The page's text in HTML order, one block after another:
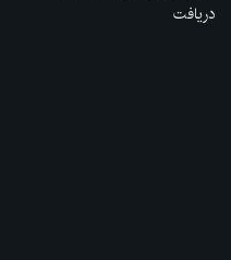
دریافت